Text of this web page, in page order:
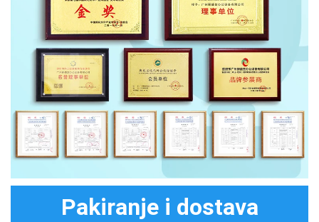
Pakiranje i dostava